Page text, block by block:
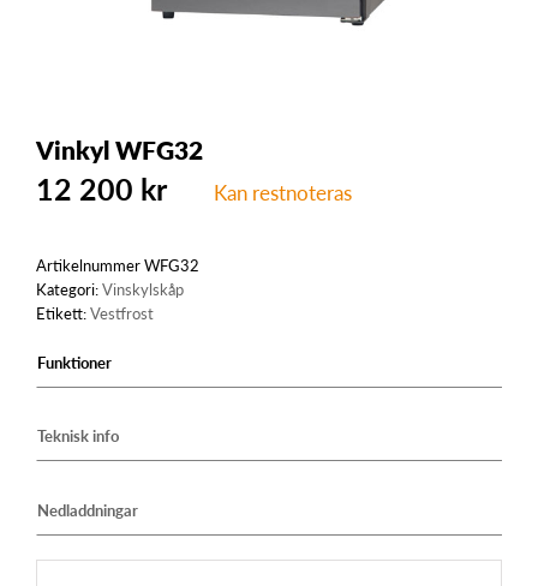
Vinkyl WFG32
12 200 kr Kan restnoteras
ArtikelnummerWFG32
Kategori:Vinskylskåp
Etikett:Vestfrost
Funktioner
Teknisk info
Nedladdningar